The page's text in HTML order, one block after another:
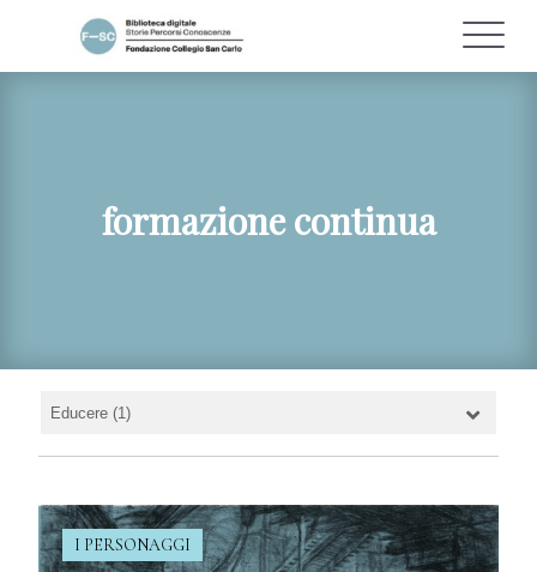
formazione continua
I PERSONAGGI